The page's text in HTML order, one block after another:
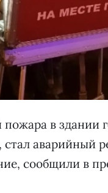
в здании
аварийный
сообщили в